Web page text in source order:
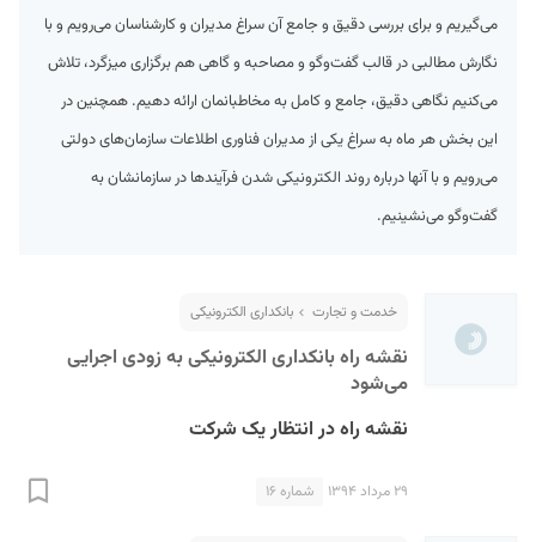
می‌گیریم و برای بررسی دقیق و جامع آن سراغ مدیران و کارشناسان می‌رویم و با
نگارش مطالبی در قالب گفت‌وگو و مصاحبه و گاهی هم برگزاری میزگرد، تلاش
می‌کنیم نگاهی دقیق، جامع و کامل به مخاطبانمان ارائه دهیم. همچنین در
این بخش هر ماه به سراغ یکی از مدیران فناوری اطلاعات سازمان‌های دولتی
می‌رویم و با آنها درباره روند الکترونیکی شدن فرآیندها در سازمانشان به
گفت‌وگو می‌نشینیم.
خدمت و تجارت بانکداری الکترونیکی
نقشه راه بانکداری الکترونیکی به زودی اجرایی
می‌شود
نقشه راه در انتظار یک شرکت
۲۹ مرداد ۱۳۹۴ شماره ۱۶